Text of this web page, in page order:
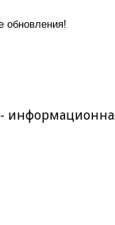
обновления!
-